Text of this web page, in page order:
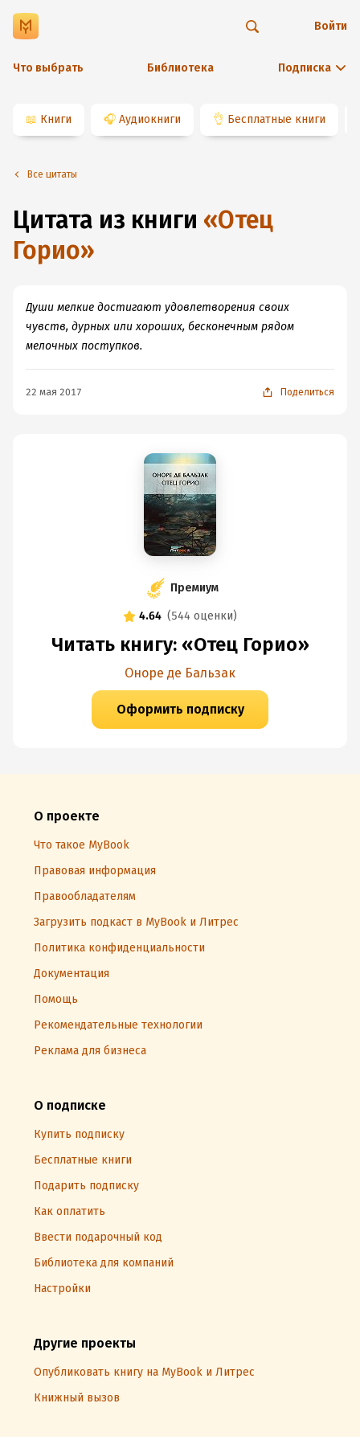
Что выбрать Библиотека Подписка
Войти
📖 Книги 🎧 Аудиокниги 👌 Бесплатные книги
Все цитаты
Цитата из книги «Отец
Горио»
Души мелкие достигают удовлетворения своих
чувств, дурных или хороших, бесконечным рядом
мелочных поступков.
22 мая 2017 Поделиться
Премиум
4.64 (544 оценки)
Читать книгу: «Отец Горио»
Оноре де Бальзак
Оформить подписку
О проекте
Что такое MyBook
Правовая информация
Правообладателям
Загрузить подкаст в MyBook и Литрес
Политика конфиденциальности
Документация
Помощь
Рекомендательные технологии
Реклама для бизнеса
О подписке
Купить подписку
Бесплатные книги
Подарить подписку
Как оплатить
Ввести подарочный код
Библиотека для компаний
Настройки
Другие проекты
Опубликовать книгу на MyBook и Литрес
Книжный вызов